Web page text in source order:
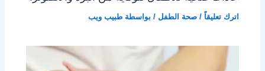
اترك تعليقاً /صحة الطفل / بواسطة طبيب ويب